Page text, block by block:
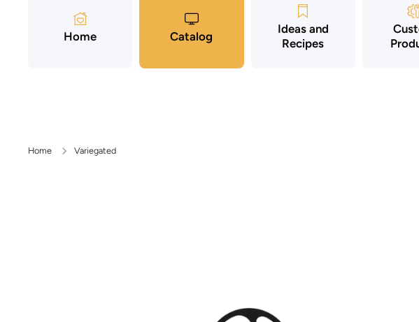
Home Catalog
Ideas and
Recipes
Home Variegated